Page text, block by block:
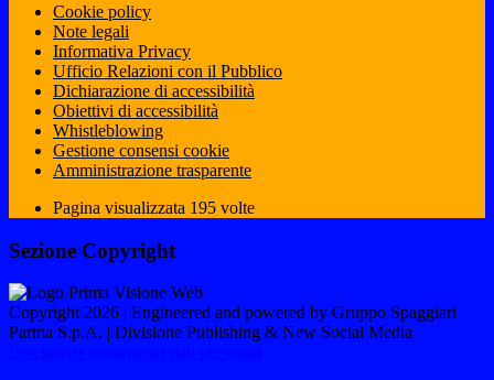
Cookie policy
Note legali
Informativa Privacy
Ufficio Relazioni con il Pubblico
Dichiarazione di accessibilità
Obiettivi di accessibilità
Whistleblowing
Gestione consensi cookie
Amministrazione trasparente
Pagina visualizzata 195 volte
Sezione Copyright
Copyright 2026 | Engineered and powered by Gruppo Spaggiari
Parma S.p.A. | Divisione Publishing & New Social Media